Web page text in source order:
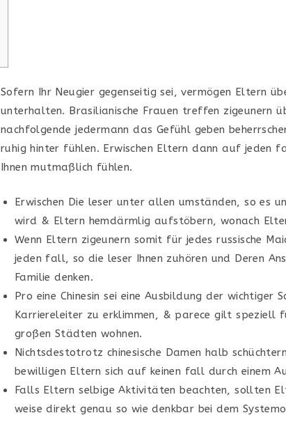
Sofern Ihr Neugier gegenseitig sei, vermögen Eltern
unterhalten. Brasilianische Frauen treffen zigeunern
nachfolgende jedermann das Gefühl geben
ruhig hinter fühlen. Erwischen Eltern dann auf jeden
Ihnen mutmaßlich fühlen.
Erwischen Die leser unter allen umständen, so es
wird & Eltern hemdärmlig aufstöbern, wonach
Wenn Eltern zigeunern somit für jedes russische
jeden fall, so die leser Ihnen zuhören und Deren
Familie denken.
Pro eine Chinesin sei eine Ausbildung der wichtiger
Karriereleiter zu erklimmen, & parece gilt speziell
großen Städten wohnen.
Nichtsdestotrotz chinesische Damen halb
bewilligen Eltern sich auf keinen fall durch einem
Falls Eltern selbige Aktivitäten beachten, sollten
weise direkt genau so wie denkbar bei dem